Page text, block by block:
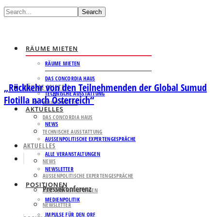
Search
RÄUME MIETEN
RÄUME MIETEN
DAS CONCORDIA HAUS
TECHNISCHE AUSSTATTUNG
AKTUELLES
NEWS
AUSSENPOLITISCHE EXPERTENGESPRÄCHE
ALLE VERANSTALTUNGEN
NEWSLETTER
POSITIONEN
MEDIENPOLITIK
IMPULSE FÜR DEN ORF
RÄUME MIETEN
RÄUME MIETEN
DAS CONCORDIA HAUS
TECHNISCHE AUSSTATTUNG
AKTUELLES
NEWS
AUSSENPOLITISCHE EXPERTENGESPRÄCHE
ALLE VERANSTALTUNGEN
NEWSLETTER
„Rückkehr von den Teilnehmenden der Global Sumud
Flotilla nach Österreich“
Pressekonferenz